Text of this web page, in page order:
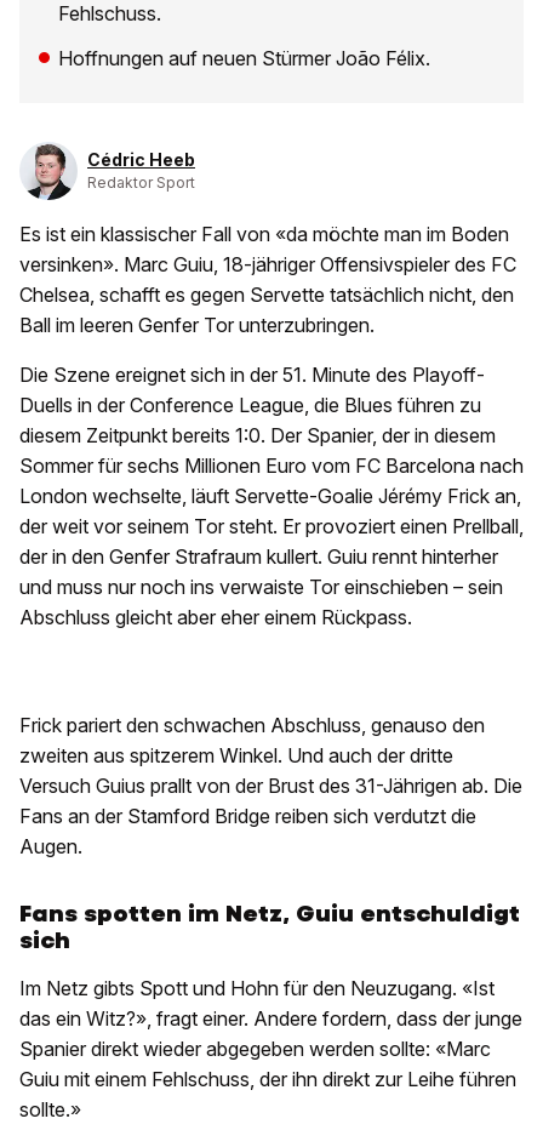
Fehlschuss.
Hoffnungen auf neuen Stürmer João Félix.
Cédric Heeb
Redaktor Sport
Es ist ein klassischer Fall von «da möchte man im Boden
versinken». Marc Guiu, 18-jähriger Offensivspieler des FC
Chelsea, schafft es gegen Servette tatsächlich nicht, den
Ball im leeren Genfer Tor unterzubringen.
Die Szene ereignet sich in der 51. Minute des Playoff-
Duells in der Conference League, die Blues führen zu
diesem Zeitpunkt bereits 1:0. Der Spanier, der in diesem
Sommer für sechs Millionen Euro vom FC Barcelona nach
London wechselte, läuft Servette-Goalie Jérémy Frick an,
der weit vor seinem Tor steht. Er provoziert einen Prellball,
der in den Genfer Strafraum kullert. Guiu rennt hinterher
und muss nur noch ins verwaiste Tor einschieben – sein
Abschluss gleicht aber eher einem Rückpass.
Frick pariert den schwachen Abschluss, genauso den
zweiten aus spitzerem Winkel. Und auch der dritte
Versuch Guius prallt von der Brust des 31-Jährigen ab. Die
Fans an der Stamford Bridge reiben sich verdutzt die
Augen.
Fans spotten im Netz, Guiu entschuldigt
sich
Im Netz gibts Spott und Hohn für den Neuzugang. «Ist
das ein Witz?», fragt einer. Andere fordern, dass der junge
Spanier direkt wieder abgegeben werden sollte: «Marc
Guiu mit einem Fehlschuss, der ihn direkt zur Leihe führen
sollte.»